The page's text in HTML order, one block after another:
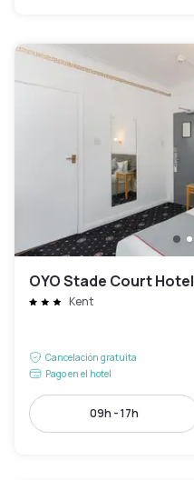
OYO Stade Court Hotel
Kent
Cancelación gratuita
Pago en el hotel
09h - 17h